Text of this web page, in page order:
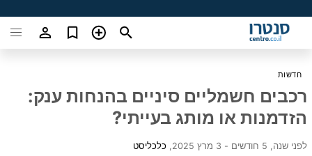
חדשות
רכבים חשמליים סיניים בהנחות ענק:
הזדמנות או מותג בעייתי?
לפני שנה, 5 חודשים - 3 מרץ 2025 כלכליסט